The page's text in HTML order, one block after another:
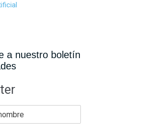
a nuestro boletín